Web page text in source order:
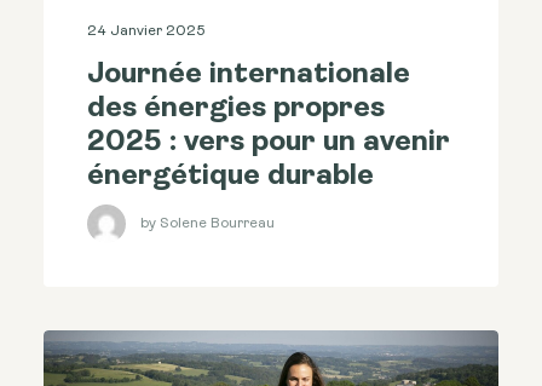
24 Janvier 2025
Journée internationale
des énergies propres
2025 : vers pour un avenir
énergétique durable
by Solene Bourreau